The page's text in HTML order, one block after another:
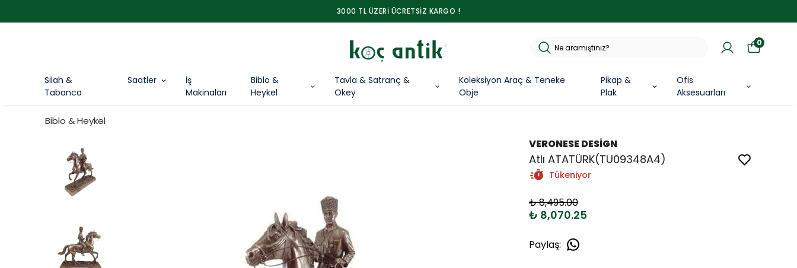
3000 TL ÜZERİ ÜCRETSİZ KARGO !
Silah &
Tabanca
Saatler
İş
Makinaları
Biblo &
Heykel
Tavla & Satranç &
Okey
Koleksiyon Araç & Teneke
Obje
Pikap &
Plak
Ofis
Aksesuarları
0
Biblo & Heykel
VERONESE DESİGN
Atlı ATATÜRK(TU09348A4)
Tükeniyor
₺ 8,495.00
₺ 8,070.25
Paylaş: